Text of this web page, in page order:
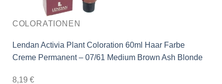
COLORATIONEN
Lendan Activia Plant Coloration 60ml Haar Farbe
Creme Permanent – 07/61 Medium Brown Ash Blonde
8,19 €